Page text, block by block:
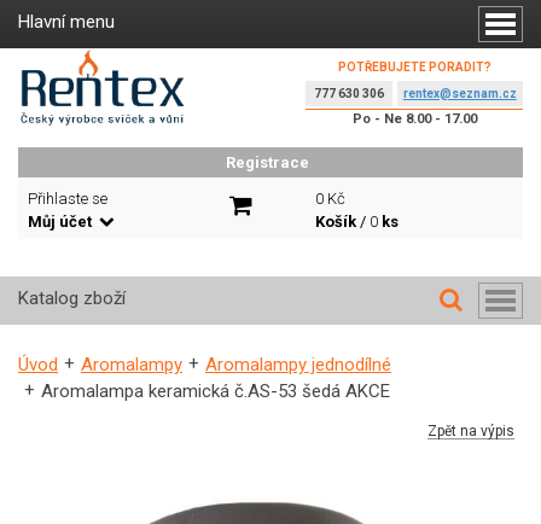
POTŘEBUJETE PORADIT?
777 630 306
rentex@seznam.cz
Po - Ne 8.00 - 17.00
Registrace
Přihlaste se
Můj účet
0 Kč
Košík/ 0 ks
Hlavní menu
Katalog zboží
Úvod Aromalampy
Aromalampy jednodílné
Aromalampa keramická č.AS-53 šedá AKCE
Zpět na výpis